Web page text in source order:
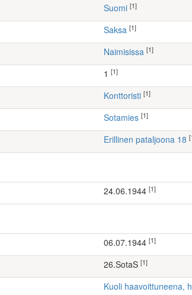
Suomi [1]
Saksa [1]
Naimisissa [1]
[1]
konttoristi [1]
Sotamies [1]
Erillinen pataljoona 18
24.06.1944 [1]
06.07.1944 [1]
26.SotaS [1]
Kuoli haavoittuneena,